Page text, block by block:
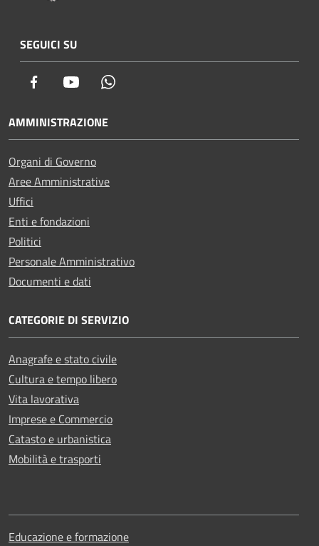
SEGUICI SU
Facebook Youtube
AMMINISTRAZIONE
Organi di Governo
Aree Amministrative
Uffici
Enti e fondazioni
Politici
Personale Amministrativo
Documenti e dati
CATEGORIE DI SERVIZIO
Anagrafe e stato civile
Cultura e tempo libero
Vita lavorativa
Imprese e Commercio
Catasto e urbanistica
Mobilità e trasporti
Educazione e formazione